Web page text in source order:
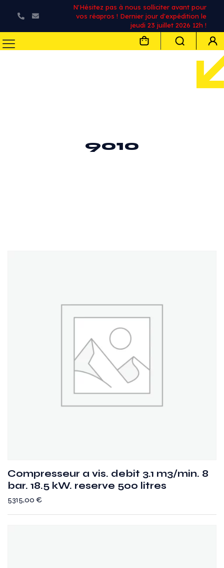
N'Hésitez pas à nous solliciter avant pour
vos réapros ! Dernier jour d'expédition le
jeudi 23 juillet 2026 12h !
9010
Compresseur a vis. debit 3.1 m3/min. 8
bar. 18.5 kW. reserve 500 litres
5315,00 €